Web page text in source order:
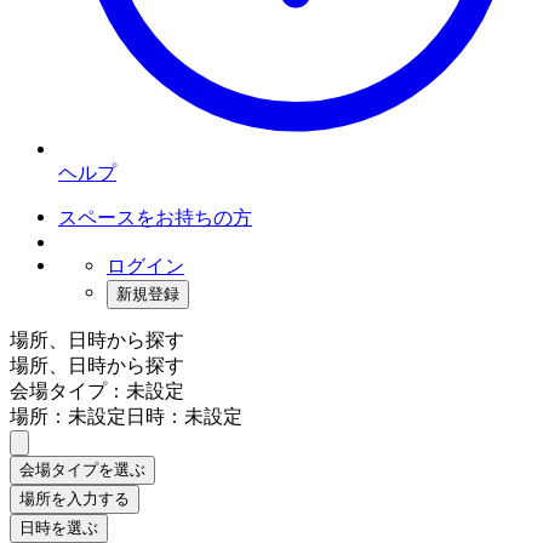
ヘルプ
スペースをお持ちの方
ログイン
新規登録
場所、日時から探す
場所、日時から探す
会場タイプ：未設定
場所：未設定日時：未設定
会場タイプを選ぶ
場所を入力する
日時を選ぶ